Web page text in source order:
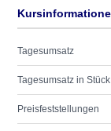
Tagesumsatz
Tagesumsatz in Stück
Preisfeststellungen